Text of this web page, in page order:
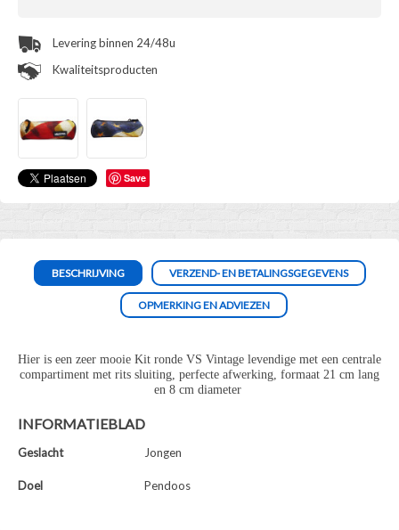
Save
Levering binnen 24/48u
Kwaliteitsproducten
BESCHRIJVING VERZEND- EN BETALINGSGEGEVENS
OPMERKING EN ADVIEZEN
Hier is een zeer mooie Kit ronde VS Vintage levendige met een centrale
compartiment met rits sluiting, perfecte afwerking, formaat 21 cm lang
en 8 cm diameter
INFORMATIEBLAD
Geslacht Jongen
Doel Pendoos